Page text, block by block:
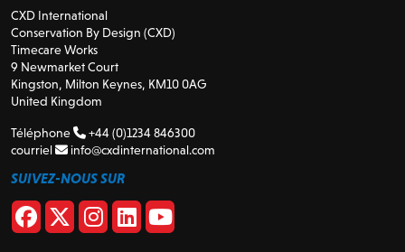
CXD International
Conservation By Design (CXD)
Timecare Works
9 Newmarket Court
Kingston, Milton Keynes, KM10 0AG
United Kingdom
Téléphone
+44 (0)1234 846300
courriel
info@cxdinternational.com
SUIVEZ-NOUS SUR